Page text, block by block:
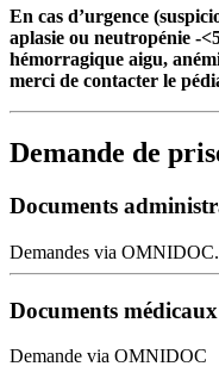
En cas d’urgence
aplasie ou neutropénie -
hémorragique aigu,
merci de contacter le
Demande de
Documents
Demandes via
Documents
Demande via OMNIDOC